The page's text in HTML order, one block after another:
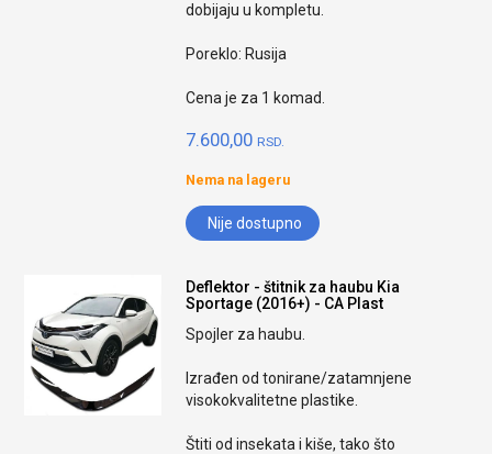
dobijaju u kompletu.
Poreklo: Rusija
Cena je za 1 komad.
7.600,00 RSD.
Nema na lageru
Nije dostupno
Deflektor - štitnik za haubu Kia
Sportage (2016+) - CA Plast
Spojler za haubu.
Izrađen od tonirane/zatamnjene
visokokvalitetne plastike.
Štiti od insekata i kiše, tako što